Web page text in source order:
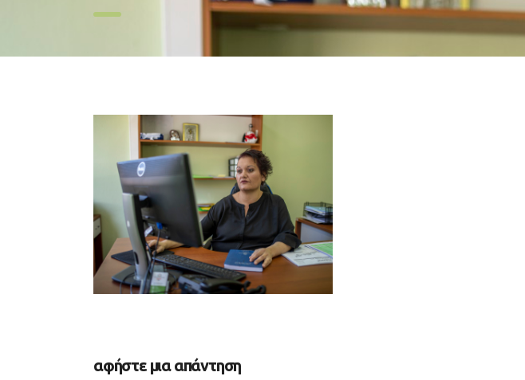
αφήστε μια απάντηση